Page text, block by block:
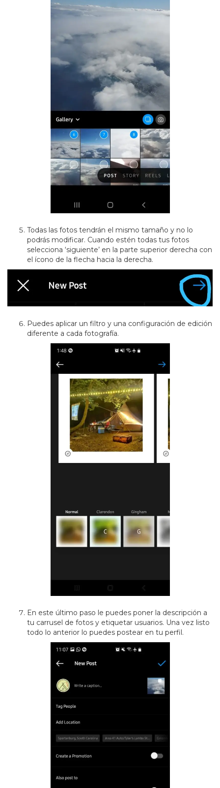
Todas las fotos tendrán el mismo tamaño y no lo
podrás modificar. Cuando estén todas tus fotos
selecciona ‘siguiente’ en la parte superior derecha con
el ícono de la flecha hacia la derecha.
Puedes aplicar un filtro y una configuración de edición
diferente a cada fotografía.
En este último paso le puedes poner la descripción a
tu carrusel de fotos y etiquetar usuarios. Una vez listo
todo lo anterior lo puedes postear en tu perfil.